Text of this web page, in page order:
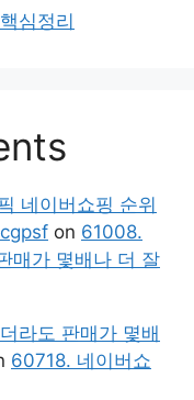
심정리
네이버쇼핑 순위
on 61008.
매가 몇배나 더 잘
라도 판매가 몇배
60718. 네이버쇼